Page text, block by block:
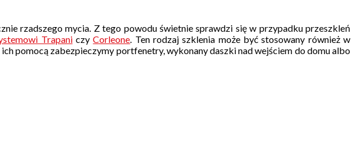
rzadszego mycia. Z tego powodu świetnie sprawdzi się w przypadku przeszkleń
TrapaniczyCorleone. Ten rodzaj szklenia może być stosowany również w
ich pomocą zabezpieczymy portfenetry, wykonany daszki nad wejściem do domu albo